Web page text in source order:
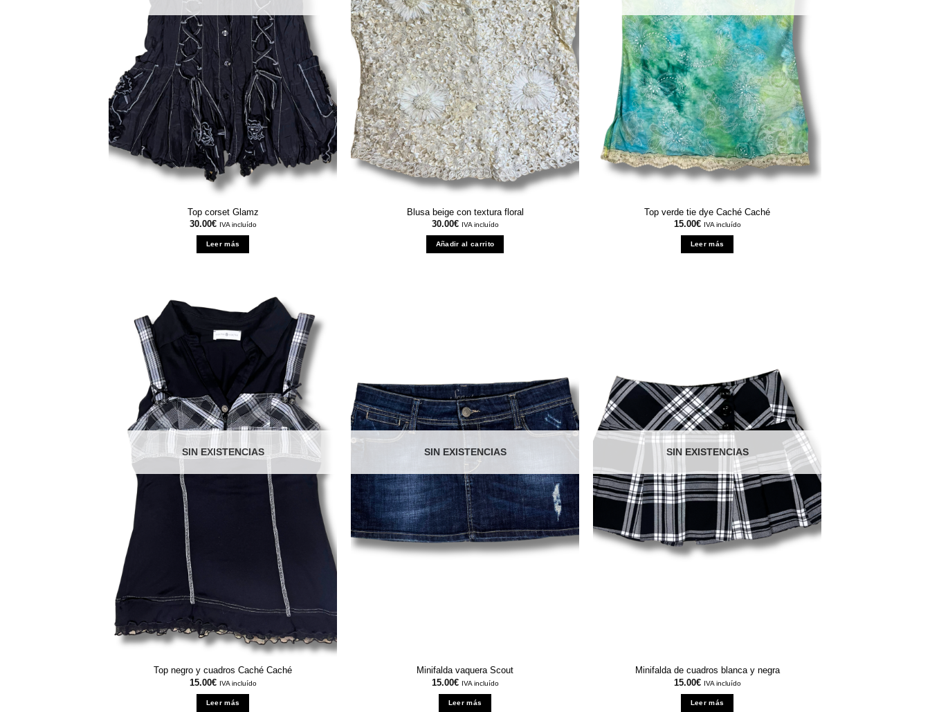
Top corset Glamz
30.00€ IVA incluído
Leer más
Blusa beige con textura floral
30.00€ IVA incluído
Añadir al carrito
Top verde tie dye Caché Caché
15.00€ IVA incluído
Leer más
SIN EXISTENCIAS
Top negro y cuadros Caché Caché
15.00€ IVA incluído
Leer más
SIN EXISTENCIAS
Minifalda vaquera Scout
15.00€ IVA incluído
Leer más
SIN EXISTENCIAS
Minifalda de cuadros blanca y negra
15.00€ IVA incluído
Leer más